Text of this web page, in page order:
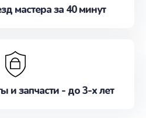
мастера за 40 минут
и запчасти - до 3-х лет